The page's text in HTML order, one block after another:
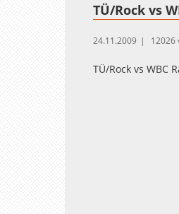
TÜ/Rock vs
24.11.2009 12026
TÜ/Rock vs WBC